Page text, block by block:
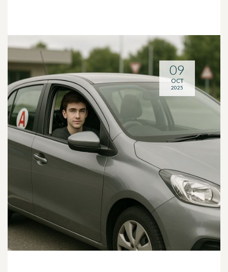
09
OCT
2025